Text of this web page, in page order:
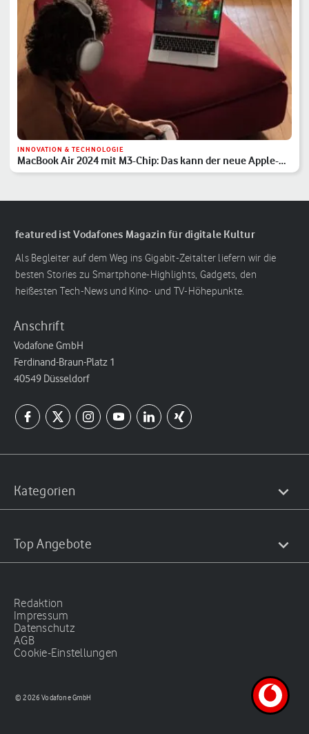
INNOVATION & TECHNOLOGIE
MacBook Air 2024 mit M3-Chip: Das kann der neue Apple-
Laptop
featured ist Vodafones Magazin für digitale Kultur
Als Begleiter auf dem Weg ins Gigabit-Zeitalter liefern wir die
besten Stories zu Smartphone-Highlights, Gadgets, den
heißesten Tech-News und Kino- und TV-Höhepunkte.
Anschrift
Vodafone GmbH
Ferdinand-Braun-Platz 1
40549 Düsseldorf
Kategorien
Top Angebote
Redaktion
Impressum
Datenschutz
AGB
Cookie-Einstellungen
© 2026 Vodafone GmbH